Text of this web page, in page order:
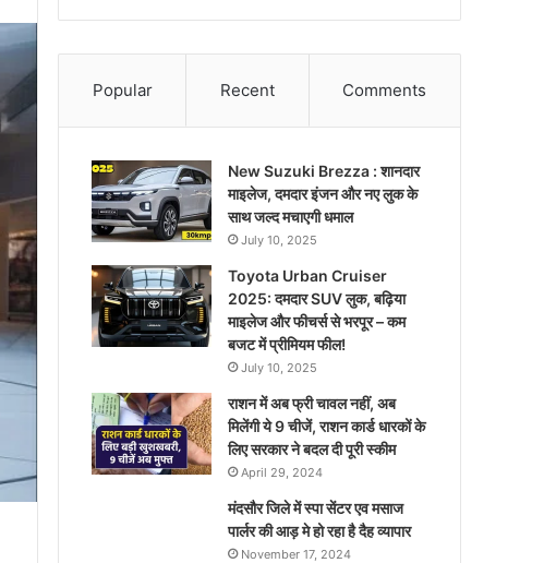
Popular Recent Comments
New Suzuki Brezza : शानदार
माइलेज, दमदार इंजन और नए लुक के
साथ जल्द मचाएगी धमाल
July 10, 2025
Toyota Urban Cruiser
2025: दमदार SUV लुक, बढ़िया
माइलेज और फीचर्स से भरपूर – कम
बजट में प्रीमियम फील!
July 10, 2025
राशन में अब फ्री चावल नहीं, अब
मिलेंगी ये 9 चीजें, राशन कार्ड धारकों के
लिए सरकार ने बदल दी पूरी स्कीम
April 29, 2024
मंदसौर जिले में स्पा सेंटर एव मसाज
पार्लर की आड़ मे हो रहा है दैह व्यापार
November 17, 2024